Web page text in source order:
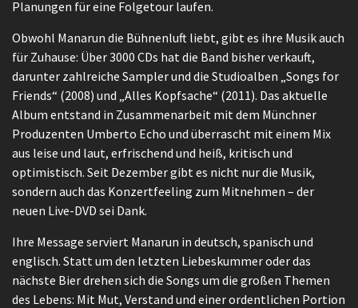
Planungen für eine Folgetour laufen.
Obwohl Manarun die Bühnenluft liebt, gibt es ihre Musik auch
für Zuhause: Über 3000 CDs hat die Band bisher verkauft,
darunter zahlreiche Sampler und die Studioalben „Songs for
Friends“ (2008) und „Alles Kopfsache“ (2011). Das aktuelle
Album entstand in Zusammenarbeit mit dem Münchner
Produzenten Umberto Echo und überrascht mit einem Mix
aus leise und laut, erfrischend und heiß, kritisch und
optimistisch. Seit Dezember gibt es nicht nur die Musik,
sondern auch das Konzertfeeling zum Mitnehmen – der
neuen Live-DVD sei Dank.
Ihre Message serviert Manarun in deutsch, spanisch und
englisch. Statt um den letzten Liebeskummer oder das
nächste Bier drehen sich die Songs um die großen Themen
des Lebens: Mit Mut, Verstand und einer ordentlichen Portion